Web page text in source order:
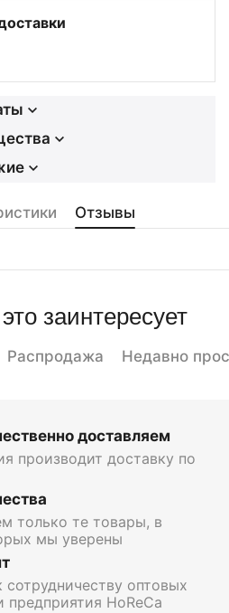
Отзывы
заинтересует
Распродажа Недавно
доставляем
производит доставку по
только те товары, в
мы уверены
оптовых
предприятия HoReCa